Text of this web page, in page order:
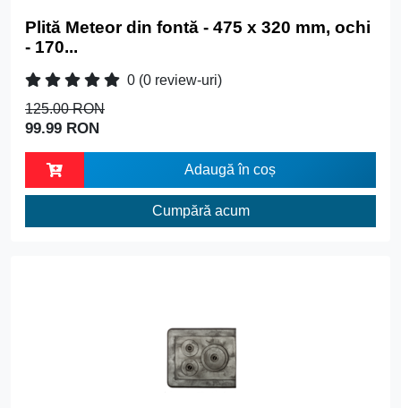
Plită Meteor din fontă - 475 x 320 mm, ochi
- 170...
0 (0 review-uri)
125.00 RON
99.99 RON
Adaugă în coș
Cumpără acum